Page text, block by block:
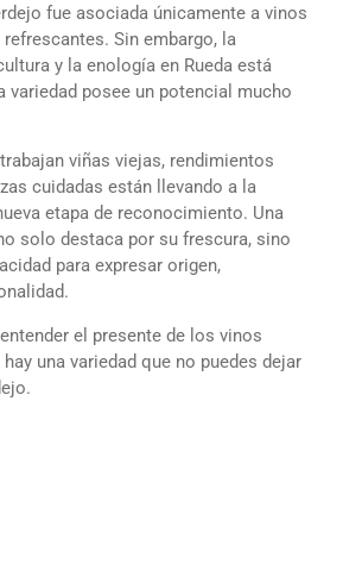
fue asociada únicamente a vinos
Sin embargo, la
y la enología en Rueda está
variedad posee un potencial mucho
viñas viejas, rendimientos
cuidadas están llevando a la
etapa de reconocimiento. Una
solo destaca por su frescura, sino
para expresar origen,
el presente de los vinos
una variedad que no puedes dejar